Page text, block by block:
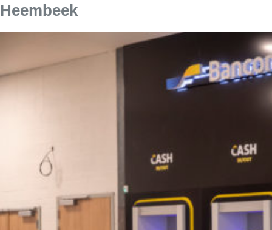
Heembeek